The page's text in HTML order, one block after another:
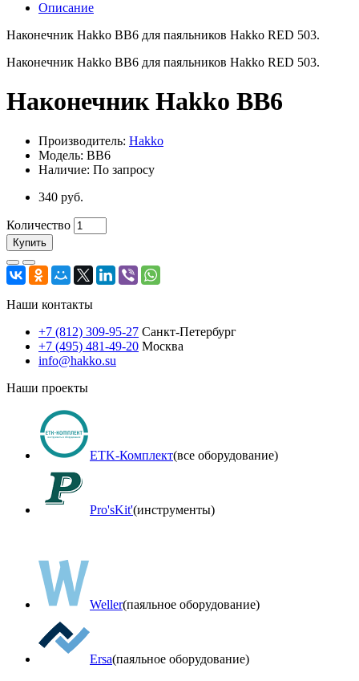
Описание
Наконечник Hakko BB6 для паяльников Hakko RED 503.
Наконечник Hakko BB6 для паяльников Hakko RED 503.
Наконечник Hakko BB6
Производитель: Hakko
Модель: BB6
Наличие: По запросу
340 руб.
Количество
Купить
Наши контакты
+7 (812) 309-95-27 Санкт-Петербург
+7 (495) 481-49-20 Москва
info@hakko.su
Наши проекты
ETK-Комплект(все оборудование)
Pro'sKit'(инструменты)
Weller(паяльное оборудование)
Ersa(паяльное оборудование)